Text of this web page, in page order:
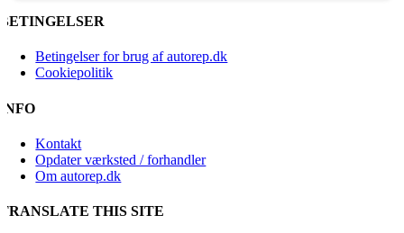
BETINGELSER
Betingelser for brug af autorep.dk
Cookiepolitik
INFO
Kontakt
Opdater værksted / forhandler
Om autorep.dk
TRANSLATE THIS SITE